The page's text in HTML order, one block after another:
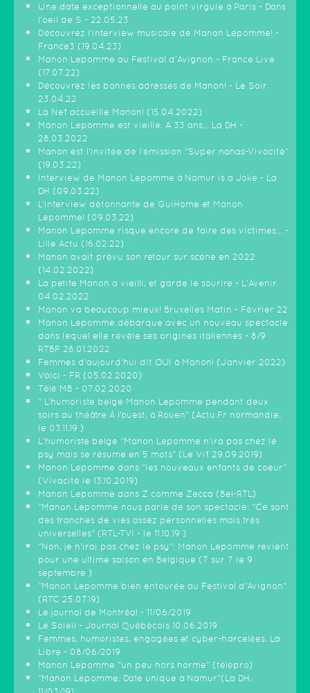
Une date exceptionnelle au point virgule à Paris - Dans
l'oeil de S - 22.05.23
Découvrez l'interview musicale de Manon Lepomme! -
France3 (19.04.23)
Manon Lepomme au Festival d'Avignon - France Live
(17.07.22)
Découvrez les bonnes adresses de Manon! - Le Soir
23.04.22
La Nef accueille Manon! (15.04.2022)
Manon Lepomme est vieille. A 33 ans… La DH -
28.03.2022
Manon est l'invitée de l'émission "Super nanas-Vivacité"
(19.03.22)
Interview de Manon Lepomme à Namur is a Joke - La
DH (09.03.22)
L’interview détonnante de GuiHome et Manon
Lepomme! (09.03.22)
Manon Lepomme risque encore de faire des victimes… -
Lille Actu (16.02.22)
Manon avait prévu son retour sur scène en 2022
(14.02.2022)
La petite Manon a vieilli, et garde le sourire - L'Avenir
04.02.2022
Manon va beaucoup mieux! Bruxelles Matin - Février 22
Manon Lepomme débarque avec un nouveau spectacle
dans lequel elle révèle ses origines italiennes - 8/9
RTBF 28.01.2022
Femmes d'aujourd'hui dit OUI à Manon! (Janvier 2022)
Voici - FR (05.02.2020)
Télé MB - 07.02.2020
" L’humoriste belge Manon Lepomme pendant deux
soirs au théâtre À l’ouest, à Rouen" (Actu.Fr normandie,
le 03.11.19 )
L'humoriste belge "Manon Lepomme n'ira pas chez le
psy mais se résume en 5 mots" (Le Vif 29.09.2019)
Manon Lepomme dans "les nouveaux enfants de coeur"
(Vivacité le 13.10.2019)
Manon Lepomme dans Z comme Zecca (Bel-RTL)
"Manon Lepomme nous parle de son spectacle: "Ce sont
des tranches de vies assez personnelles mais très
universelles" (RTL-TVI - le 11.10.19 )
“Non, je n’irai pas chez le psy”: Manon Lepomme revient
pour une ultime saison en Belgique (7 sur 7 le 9
septembre )
"Manon Lepomme bien entourée au Festival d'Avignon"
(RTC 25.07.19)
Le journal de Montréal - 11/06/2019
Le Soleil - Journal Québécois 10.06.2019
Femmes, humoristes, engagées et cyber-harcelées. La
Libre - 08/06/2019
Manon Lepomme "un peu hors norme" (télépro)
"Manon Lepomme: Date unique à Namur"(La DH,